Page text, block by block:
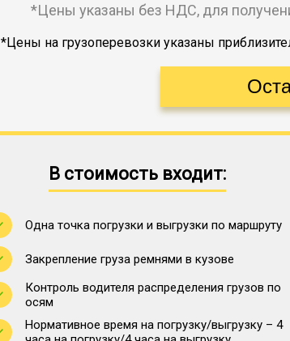
*Цены указаны без НДС, для
*Цены на грузоперевозки указаны
В стоимость входит:
Одна точка погрузки и выгрузки по маршруту
Закрепление груза ремнями в кузове
Контроль водителя распределения грузов по
осям
Нормативное время на погрузку/выгрузку – 4